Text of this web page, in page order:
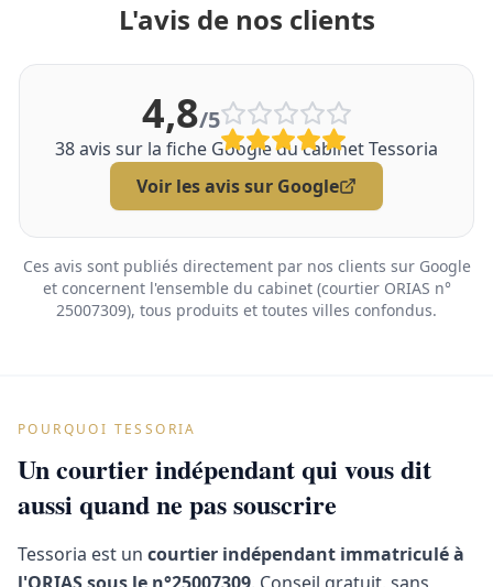
L'avis de nos clients
4,8/5
38avis sur la fiche Google du cabinet Tessoria
Voir les avis sur Google
Ces avis sont publiés directement par nos clients sur Google
et concernent l'ensemble du cabinet (courtier ORIAS n°
25007309), tous produits et toutes villes confondus.
POURQUOI TESSORIA
Un courtier indépendant qui vous dit
aussi quand ne pas souscrire
Tessoria est un courtier indépendant immatriculé à